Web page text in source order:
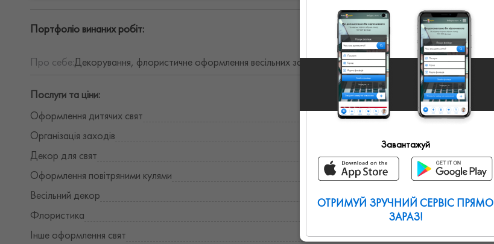
Портфоліо винаних робіт:
Про себе:Декорування, флористичне оформлення весільних залів. Оформлення гелевими кульками.
Послуги та ціни:
Оформлення дитячих свят
Організація заходів
Декор для свят
Оформлення повітряними кулями
Весільний декор
Флористика
Інше оформлення свят
Завантажуй
ОТРИМУЙ ЗРУЧНИЙ СЕРВІС ПРЯМО
ЗАРАЗ!